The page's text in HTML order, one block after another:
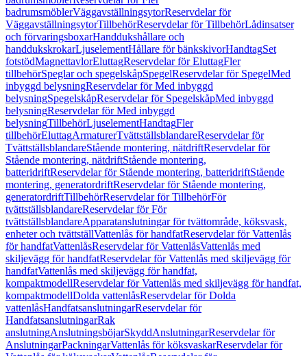
badrumsmöblerVäggavställningsytorReservdelar för
VäggavställningsytorTillbehörReservdelar för TillbehörLådinsatser
och förvaringsboxarHanddukshållare och
handdukskrokarLjuselementHållare för bänkskivorHandtagSet
fotstödMagnettavlorEluttagReservdelar för EluttagFler
tillbehörSpeglar och spegelskåpSpegelReservdelar för SpegelMed
inbyggd belysningReservdelar för Med inbyggd
belysningSpegelskåpReservdelar för SpegelskåpMed inbyggd
belysningReservdelar för Med inbyggd
belysningTillbehörLjuselementHandtagFler
tillbehörEluttagArmaturerTvättställsblandareReservdelar för
TvättställsblandareStående montering, nätdriftReservdelar för
Stående montering, nätdriftStående montering,
batteridriftReservdelar för Stående montering, batteridriftStående
montering, generatordriftReservdelar för Stående montering,
generatordriftTillbehörReservdelar för TillbehörFör
tvättställsblandareReservdelar för För
tvättställsblandareApparatanslutningar för tvättområde, köksvask,
enheter och tvättställVattenlås för handfatReservdelar för Vattenlås
för handfatVattenlåsReservdelar för VattenlåsVattenlås med
skiljevägg för handfatReservdelar för Vattenlås med skiljevägg för
handfatVattenlås med skiljevägg för handfat,
kompaktmodellReservdelar för Vattenlås med skiljevägg för handfat,
kompaktmodellDolda vattenlåsReservdelar för Dolda
vattenlåsHandfatsanslutningarReservdelar för
HandfatsanslutningarRak
anslutningAnslutningsböjarSkyddAnslutningarReservdelar för
AnslutningarPackningarVattenlås för köksvaskarReservdelar för